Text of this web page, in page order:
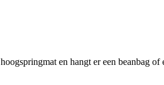
en hangt er een beanbag